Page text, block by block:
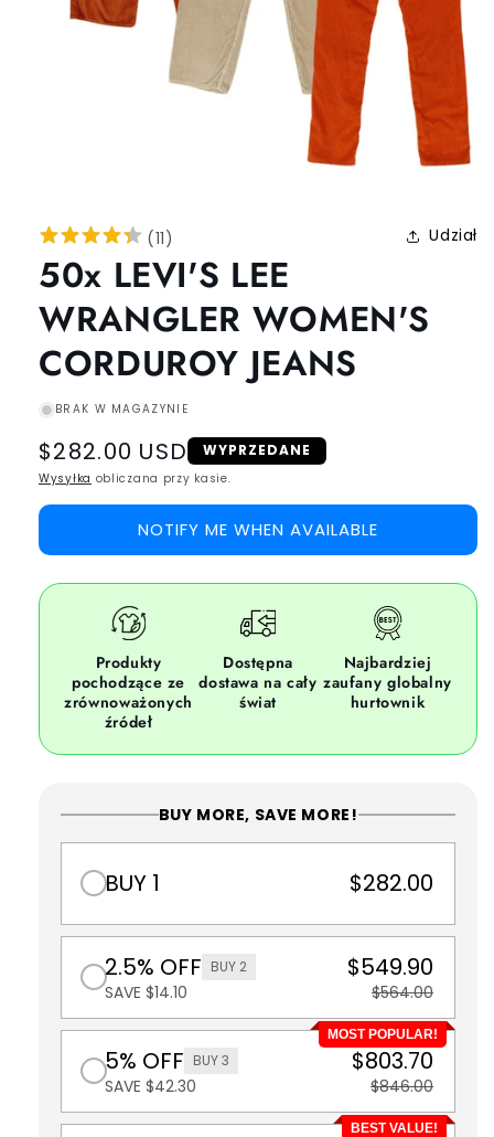
(11) Udział
50x LEVI'S LEE
WRANGLER WOMEN'S
CORDUROY JEANS
BRAK W MAGAZYNIE
Regular
price
$282.00 USD WYPRZEDANE
Wysyłka obliczana przy kasie.
NOTIFY ME WHEN AVAILABLE
Produkty
pochodzące ze
zrównoważonych
źródeł
Dostępna
dostawa na cały
świat
Najbardziej
zaufany globalny
hurtownik
BUY MORE, SAVE MORE!
BUY 1 $282.00
2.5% OFF BUY 2
SAVE $14.10
$549.90
$564.00
MOST POPULAR!
5% OFF BUY 3
SAVE $42.30
$803.70
$846.00
BEST VALUE!